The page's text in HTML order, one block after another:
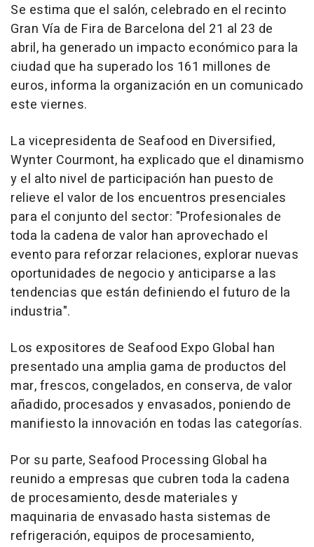
Se estima que el salón, celebrado en el recinto
Gran Vía de Fira de Barcelona del 21 al 23 de
abril, ha generado un impacto económico para la
ciudad que ha superado los 161 millones de
euros, informa la organización en un comunicado
este viernes.
La vicepresidenta de Seafood en Diversified,
Wynter Courmont, ha explicado que el dinamismo
y el alto nivel de participación han puesto de
relieve el valor de los encuentros presenciales
para el conjunto del sector: "Profesionales de
toda la cadena de valor han aprovechado el
evento para reforzar relaciones, explorar nuevas
oportunidades de negocio y anticiparse a las
tendencias que están definiendo el futuro de la
industria".
Los expositores de Seafood Expo Global han
presentado una amplia gama de productos del
mar, frescos, congelados, en conserva, de valor
añadido, procesados y envasados, poniendo de
manifiesto la innovación en todas las categorías.
Por su parte, Seafood Processing Global ha
reunido a empresas que cubren toda la cadena
de procesamiento, desde materiales y
maquinaria de envasado hasta sistemas de
refrigeración, equipos de procesamiento,